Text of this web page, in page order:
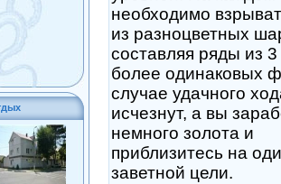
необходимо
из разноцветных
составляя ряды из
более одинаковых
случае удачного
исчезнут, а вы
немного золота и
приблизитесь на
заветной цели.